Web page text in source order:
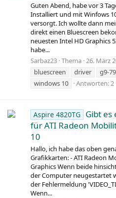
Guten Abend, habe vor 3
Installiert und mit Winfows
versorgt. Ich wollte dann
direkt einen Bluescreen
neuesten Intel HD Graphics
habe...
Sarbaz23 Thema 26. März
bluescreen
driver g9-
windows 10
Antworten: 2
Aspire 4820TG
Gibt
für ATI Radeon
10
Hallo, ich habe das oben
Grafikkarten: - ATI Radeon
Graphics Wenn beide
der Computer neugestartet
der Fehlermeldung
Wenn...